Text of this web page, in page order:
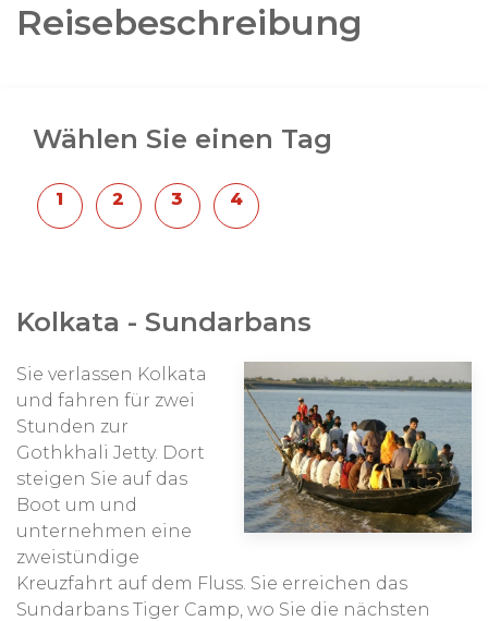
Reisebeschreibung
Wählen Sie einen Tag
Kolkata - Sundarbans
Sie verlassen Kolkata
und fahren für zwei
Stunden zur
Gothkhali Jetty. Dort
steigen Sie auf das
Boot um und
unternehmen eine
zweistündige
Kreuzfahrt auf dem Fluss. Sie erreichen das
Sundarbans Tiger Camp, wo Sie die nächsten